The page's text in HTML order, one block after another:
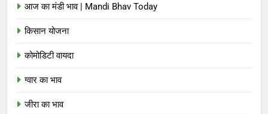
आज का मंडी भाव | Mandi Bhav Today
किसान योजना
कोमोडिटी वायदा
ग्वार का भाव
जीरा का भाव